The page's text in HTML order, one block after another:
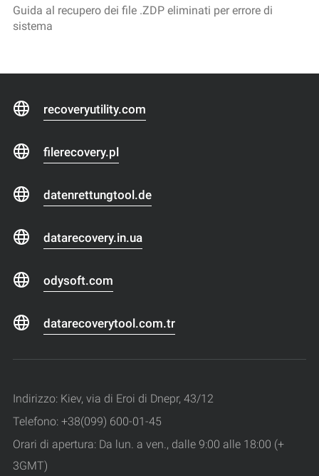
Guida al recupero dei file .ZDP eliminati per errore di
sistema
recoveryutility.com
filerecovery.pl
datenrettungtool.de
datarecovery.in.ua
odysoft.com
datarecoverytool.com.tr
Indirizzo: Kiev, via di Eroi di Dnepr, 43/12
Telefono: +38(099) 600-01-45
Orari di apertura: Da lun. a ven., dalle 9:00 alle 18:00 (+
3GMT)